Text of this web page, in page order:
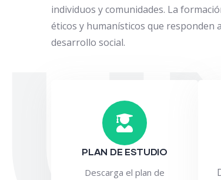
individuos y comunidades. La
éticos y humanísticos que responden
desarrollo social.
PLAN DE ESTUDIO
Descarga el plan de